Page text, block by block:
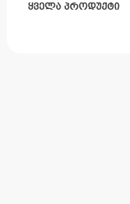
ყველა პროდუქტი